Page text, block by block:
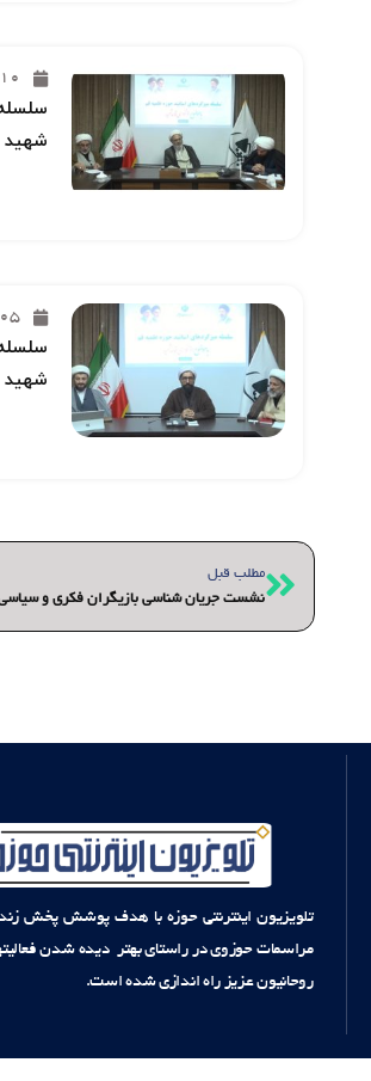
قبلیمطلب قبل
نشست جریان شناسی بازیگران فکری و
تلویزیون اینترنتی حوزه با هدف پوشش پخش
مراسمات حوزوی در راستای بهتر دیده شدن
روحانیون عزیز راه اندازی شده است.